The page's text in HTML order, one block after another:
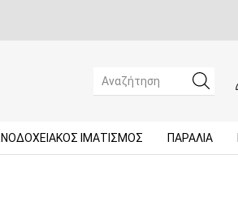
SEARCH
ΙΜΑΤΙΣΜΌΣ ΠΑΡΑΛΙΑ